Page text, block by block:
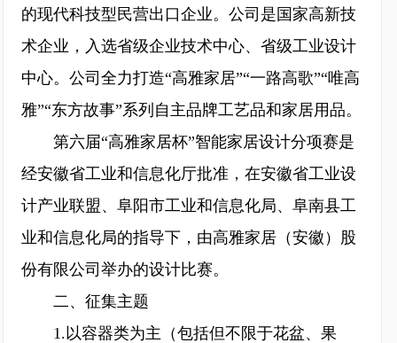
的现代科技型民营出口企业。公司是国家高新技
术企业，入选省级企业技术中心、省级工业设计
中心。公司全力打造“高雅家居”“一路高歌”“唯高
雅”“东方故事”系列自主品牌工艺品和家居用品。
第六届“高雅家居杯”智能家居设计分项赛是
经安徽省工业和信息化厅批准，在安徽省工业设
计产业联盟、阜阳市工业和信息化局、阜南县工
业和信息化局的指导下，由高雅家居（安徽）股
份有限公司举办的设计比赛。
二、征集主题
1.以容器类为主（包括但不限于花盆、果